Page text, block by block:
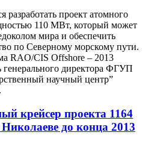
разработать проект атомного
110 МВт, который может
мира и обеспечить
по Северному морскому пути.
RAO/CIS Offshore – 2013
генерального директора ФГУП
научный центр”
крейсер проекта 1164
Николаеве до конца 2013